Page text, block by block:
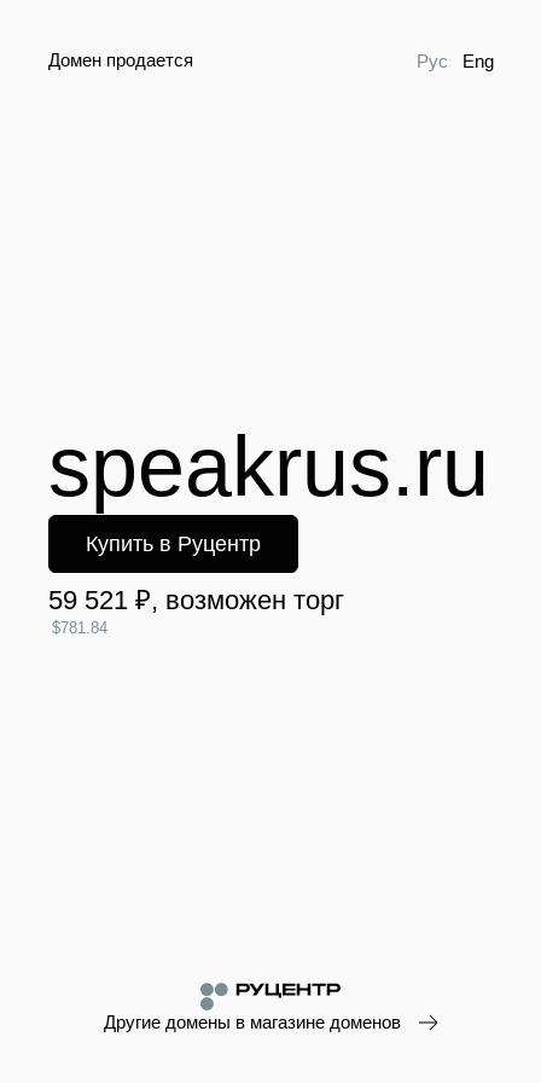
Домен продается Рус Eng
speakrus.ru
Купить в Руцентр
59 521 ₽, возможен торг
$781.84
Другие домены в магазине доменов